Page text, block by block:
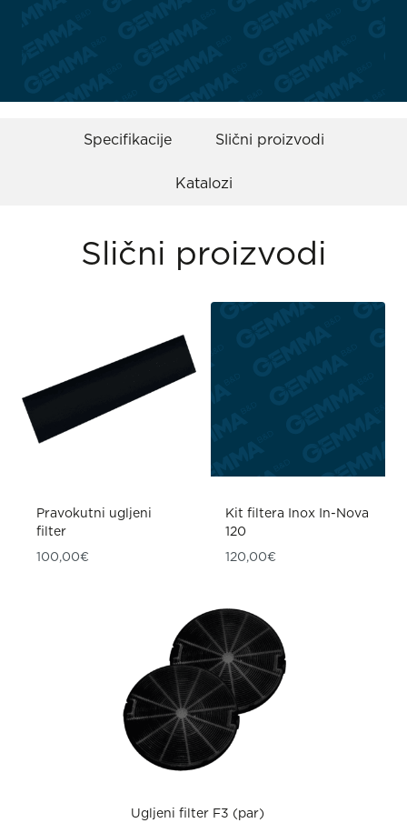
Specifikacije Slični proizvodi
Katalozi
Slični proizvodi
Pravokutni ugljeni
filter
100,00€
Kit filtera Inox In-Nova
120
120,00€
Ugljeni filter F3 (par)